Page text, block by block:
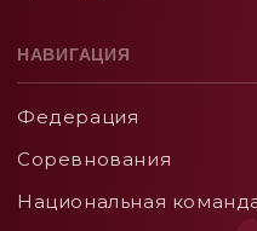
НАВИГАЦИЯ
Федерация
Соревнования
Национальная